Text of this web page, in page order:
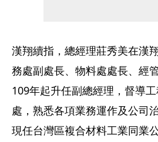
漢翔續指，總經理莊秀美在漢
務處副處長、物料處處長、經
109年起升任副總經理，督導
處，熟悉各項業務運作及公司
現任台灣區複合材料工業同業